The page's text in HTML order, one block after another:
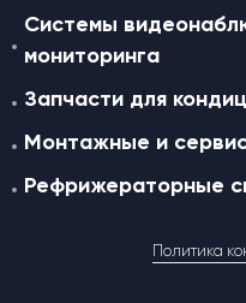
Системы
мониторинга
Запчасти для
Монтажные и
Рефрижераторные
Политика